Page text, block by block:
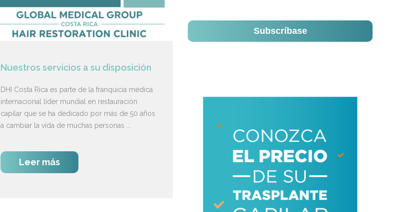
Nuestros servicios a su disposición
DHI Costa Rica es parte de la franquicia médica
internacional líder mundial en restauración
capilar que se ha dedicado por más de 50 años
a cambiar la vida de muchas personas ...
Leer más